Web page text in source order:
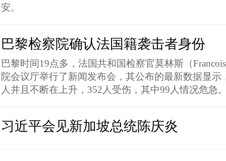
安。
巴黎检察院确认法国籍袭击者身份
巴黎时间19点多，法国共和国检察官莫林斯（
院会议厅举行了新闻发布会，其公布的最新数据显示
人并且不断在上升，352人受伤，其中99人情况危急
习近平会见新加坡总统陈庆炎